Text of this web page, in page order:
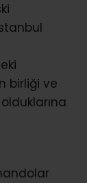
birliği ve